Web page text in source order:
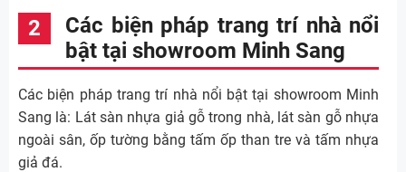
Các biện pháp trang trí nhà nổi
bật tại showroom Minh Sang
Các biện pháp trang trí nhà nổi bật tại showroom Minh
Sang là: Lát sàn nhựa giả gỗ trong nhà, lát sàn gỗ nhựa
ngoài sân, ốp tường bằng tấm ốp than tre và tấm nhựa
giả đá.